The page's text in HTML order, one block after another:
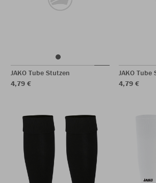
JAKO Tube Stutzen
4,79 €
JAKO Tube
4,79 €